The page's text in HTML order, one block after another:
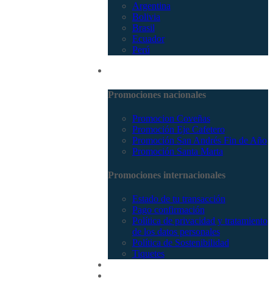
Argentina
Bolivia
Brasil
Ecuador
Perú
Promociones nacionales
Promocion Coveñas
Promoción Eje Cafetero
Promoción San Andrés Fin de Año
Promoción Santa Marta
Promociones internacionales
Estado de tu transacción
Pago confirmación
Política de privacidad y tratamiento
de los datos personales
Política de Sostenibilidad
Tiquetes